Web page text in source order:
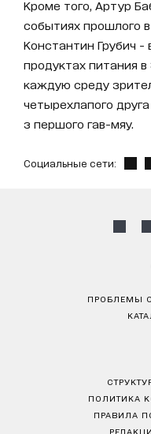
Кроме того, Артур
событиях прошлого в
Константин Грубич
продуктах питания
каждую среду
четырехлапого
з першого гав-мяу.
Социальные сети:
ПРОБЛЕМЫ
ПОЛИТИКА
ПРАВИЛА